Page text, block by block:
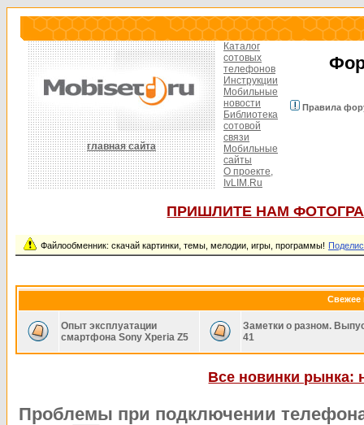
главная сайта
Каталог
сотовых
телефонов
Инструкции
Мобильные
новости
Библиотека
сотовой
связи
Мобильные
сайты
О проекте,
IvLIM.Ru
Правила
ПРИШЛИТЕ НАМ
Файлообменник: скачай картинки, темы, мелодии, игры, программы!
Свежее
Опыт эксплуатации
смартфона Sony Xperia Z5
Заметки о разном.
41
Все новинки рынка:
Проблемы при подключении